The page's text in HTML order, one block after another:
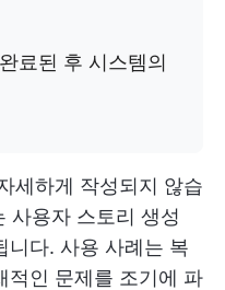
료된 후 시스템의
세하게 작성되지 않습
사용자 스토리 생성
니다. 사용 사례는 복
적인 문제를 조기에 파